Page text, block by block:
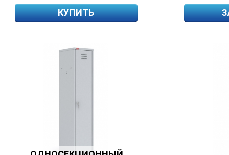
КУПИТЬ